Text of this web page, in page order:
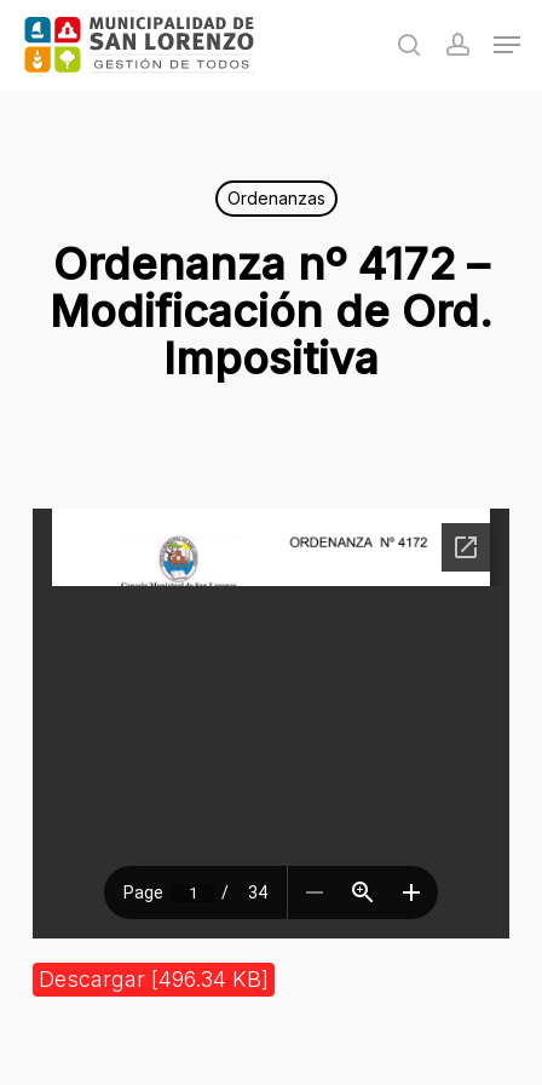
Skip
search
Ordenanzas
Ordenanza nº 4172 –
Modificación de Ord.
Impositiva
Descargar [496.34 KB]